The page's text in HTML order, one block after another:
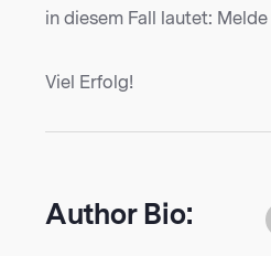
in diesem Fall lautet:
Viel Erfolg!
Author Bio: